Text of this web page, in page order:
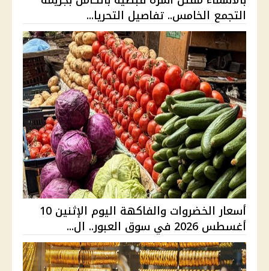
التجمع الخامس.. تفاصيل التحريا...
أسعار الخضروات والفاكهة اليوم الإثنين 10
أغسطس 2026 في سوق العبور.. ال...